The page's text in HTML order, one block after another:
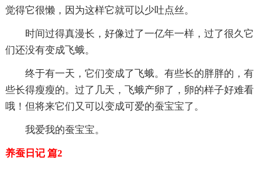
觉得它很懒，因为这样它就可以少吐点丝。
时间过得真漫长，好像过了一亿年一样，过了很久它
们还没有变成飞蛾。
终于有一天，它们变成了飞蛾。有些长的胖胖的，有
些长得瘦瘦的。过了几天，飞蛾产卵了，卵的样子好难看
哦！但将来它们又可以变成可爱的蚕宝宝了。
我爱我的蚕宝宝。
养蚕日记 篇2